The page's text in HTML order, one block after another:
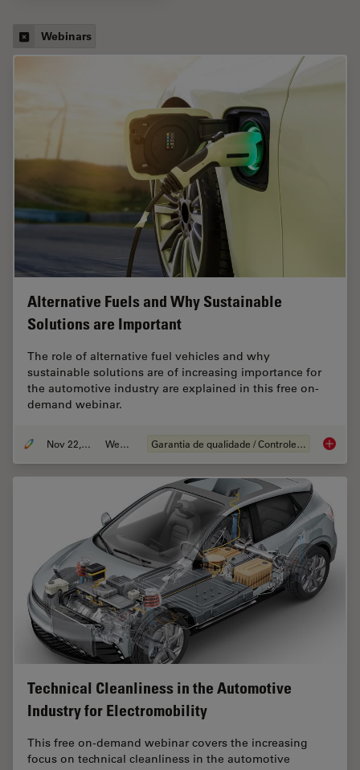
Webinars
Alternative Fuels and Why Sustainable
Solutions are Important
The role of alternative fuel vehicles and why
sustainable solutions are of increasing importance for
the automotive industry are explained in this free on-
demand webinar.
Nov 22, 2022 Webinar Garantia de qualidade / Controle de qualidade
Technical Cleanliness in the Automotive
Industry for Electromobility
This free on-demand webinar covers the increasing
focus on technical cleanliness in the automotive